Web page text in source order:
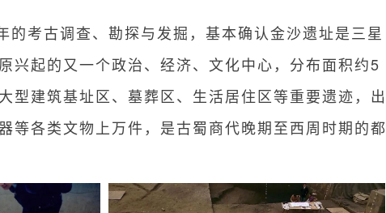
的考古调查、勘探与发掘，基本确认金沙遗址是三星
兴起的又一个政治、经济、文化中心，分布面积约5
型建筑基址区、墓葬区、生活居住区等重要遗迹，出
等各类文物上万件，是古蜀商代晚期至西周时期的都